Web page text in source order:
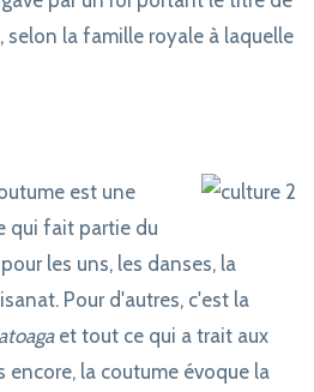
selon la famille royale à laquelle
est une
qui fait partie du
les uns, les danses, la
Pour d'autres, c'est la
et tout ce qui a trait aux
encore, la coutume évoque la